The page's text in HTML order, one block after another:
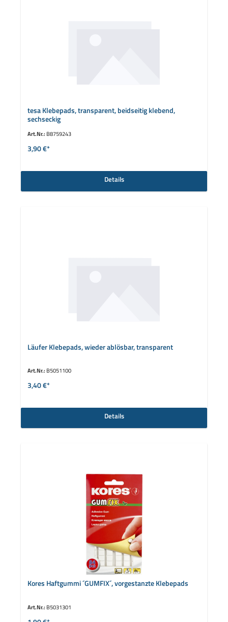
tesa Klebepads, transparent, beidseitig klebend,
sechseckig
Art.Nr.: B8759243
3,90 €*
Details
Läufer Klebepads, wieder ablösbar, transparent
Art.Nr.: B5051100
3,40 €*
Details
Kores Haftgummi ´GUMFIX´, vorgestanzte Klebepads
Art.Nr.: B5031301